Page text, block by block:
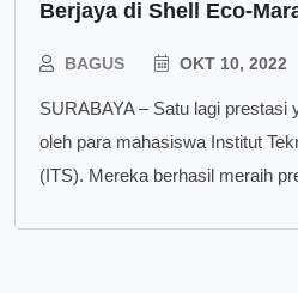
Berjaya di Shell Eco-
BAGUS OKT 10, 2022
SURABAYA – Satu lagi prestasi
oleh para mahasiswa Institut
(ITS). Mereka berhasil meraih